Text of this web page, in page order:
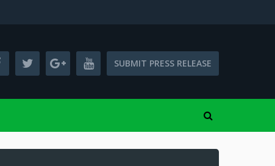
SUBMIT PRESS RELEASE